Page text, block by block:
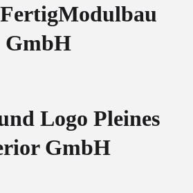
FertigModulbau
GmbH
Logo Pleines
GmbH